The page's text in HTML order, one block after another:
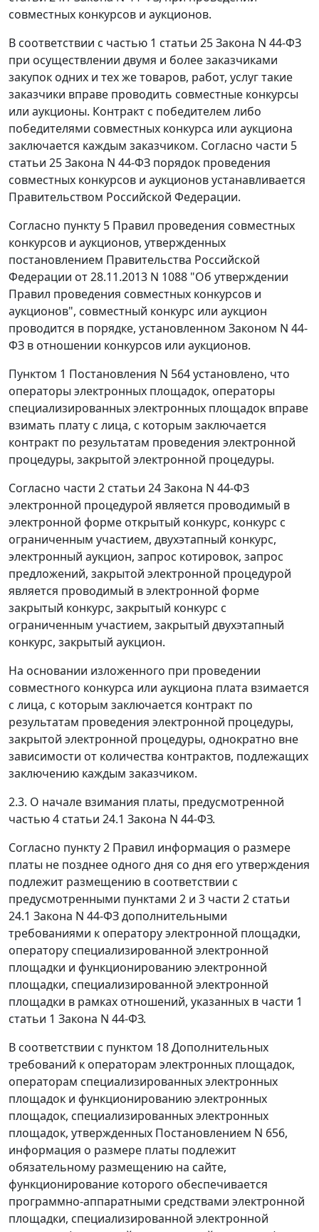
совместных конкурсов и аукционов.
В соответствии с частью 1 статьи 25 Закона N 44-ФЗ
при осуществлении двумя и более заказчиками
закупок одних и тех же товаров, работ, услуг такие
заказчики вправе проводить совместные конкурсы
или аукционы. Контракт с победителем либо
победителями совместных конкурса или аукциона
заключается каждым заказчиком. Согласно части 5
статьи 25 Закона N 44-ФЗ порядок проведения
совместных конкурсов и аукционов устанавливается
Правительством Российской Федерации.
Согласно пункту 5 Правил проведения совместных
конкурсов и аукционов, утвержденных
постановлением Правительства Российской
Федерации от 28.11.2013 N 1088 "Об утверждении
Правил проведения совместных конкурсов и
аукционов", совместный конкурс или аукцион
проводится в порядке, установленном Законом N 44-
ФЗ в отношении конкурсов или аукционов.
Пунктом 1 Постановления N 564 установлено, что
операторы электронных площадок, операторы
специализированных электронных площадок вправе
взимать плату с лица, с которым заключается
контракт по результатам проведения электронной
процедуры, закрытой электронной процедуры.
Согласно части 2 статьи 24 Закона N 44-ФЗ
электронной процедурой является проводимый в
электронной форме открытый конкурс, конкурс с
ограниченным участием, двухэтапный конкурс,
электронный аукцион, запрос котировок, запрос
предложений, закрытой электронной процедурой
является проводимый в электронной форме
закрытый конкурс, закрытый конкурс с
ограниченным участием, закрытый двухэтапный
конкурс, закрытый аукцион.
На основании изложенного при проведении
совместного конкурса или аукциона плата взимается
с лица, с которым заключается контракт по
результатам проведения электронной процедуры,
закрытой электронной процедуры, однократно вне
зависимости от количества контрактов, подлежащих
заключению каждым заказчиком.
2.3. О начале взимания платы, предусмотренной
частью 4 статьи 24.1 Закона N 44-ФЗ.
Согласно пункту 2 Правил информация о размере
платы не позднее одного дня со дня его утверждения
подлежит размещению в соответствии с
предусмотренными пунктами 2 и 3 части 2 статьи
24.1 Закона N 44-ФЗ дополнительными
требованиями к оператору электронной площадки,
оператору специализированной электронной
площадки и функционированию электронной
площадки, специализированной электронной
площадки в рамках отношений, указанных в части 1
статьи 1 Закона N 44-ФЗ.
В соответствии с пунктом 18 Дополнительных
требований к операторам электронных площадок,
операторам специализированных электронных
площадок и функционированию электронных
площадок, специализированных электронных
площадок, утвержденных Постановлением N 656,
информация о размере платы подлежит
обязательному размещению на сайте,
функционирование которого обеспечивается
программно-аппаратными средствами электронной
площадки, специализированной электронной